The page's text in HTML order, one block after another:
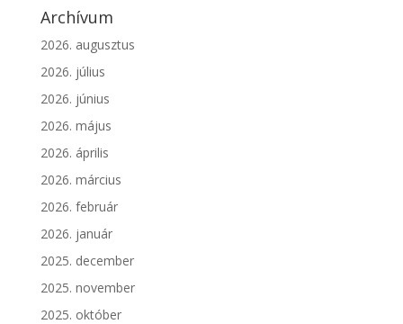
Archívum
2026. augusztus
2026. július
2026. június
2026. május
2026. április
2026. március
2026. február
2026. január
2025. december
2025. november
2025. október